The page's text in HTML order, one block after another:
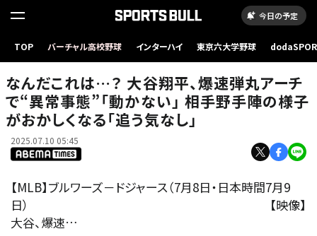
今日の予定
TOP バーチャル高校野球 インターハイ 東京六大学野球
おかしくなる「追う気なし」
なんだこれは…？ 大谷翔平、爆速弾丸アーチ
で“異常事態”「動かない」 相手野手陣の様子
がおかしくなる「追う気なし」
2025.07.10 05:45
【MLB】ブルワーズ－ドジャース（7月8日・日本時間7月9
日） 【映像】
大谷、爆速…